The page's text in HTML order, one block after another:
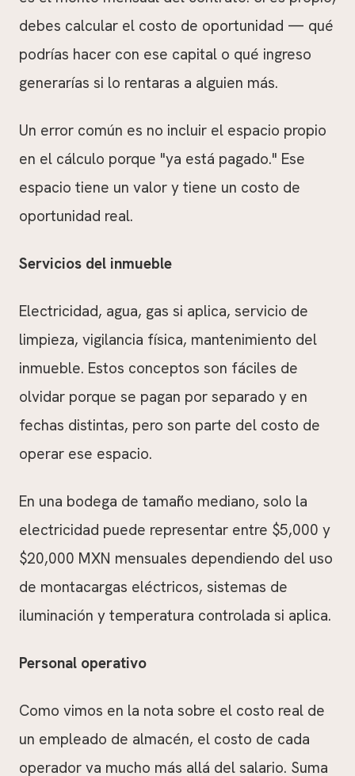
debes calcular el costo de oportunidad — qué
podrías hacer con ese capital o qué ingreso
generarías si lo rentaras a alguien más.
Un error común es no incluir el espacio propio
en el cálculo porque "ya está pagado." Ese
espacio tiene un valor y tiene un costo de
oportunidad real.
Servicios del inmueble
Electricidad, agua, gas si aplica, servicio de
limpieza, vigilancia física, mantenimiento del
inmueble. Estos conceptos son fáciles de
olvidar porque se pagan por separado y en
fechas distintas, pero son parte del costo de
operar ese espacio.
En una bodega de tamaño mediano, solo la
electricidad puede representar entre $5,000 y
$20,000 MXN mensuales dependiendo del uso
de montacargas eléctricos, sistemas de
iluminación y temperatura controlada si aplica.
Personal operativo
Como vimos en la nota sobre el costo real de
un empleado de almacén, el costo de cada
operador va mucho más allá del salario. Suma